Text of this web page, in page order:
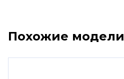
Похожие модели